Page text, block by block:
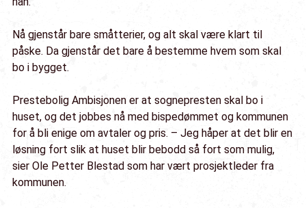
Nå gjenstår bare småtterier, og alt skal være klart til
påske. Da gjenstår det bare å bestemme hvem som skal
bo i bygget.
Prestebolig Ambisjonen er at sognepresten skal bo i
huset, og det jobbes nå med bispedømmet og kommunen
for å bli enige om avtaler og pris. – Jeg håper at det blir en
løsning fort slik at huset blir bebodd så fort som mulig,
sier Ole Petter Blestad som har vært prosjektleder fra
kommunen.